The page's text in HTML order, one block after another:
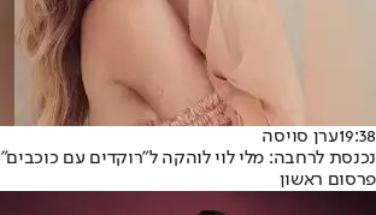
19:38ערן סויסה
נכנסת לרחבה: מלי לוי לוהקה ל״רוקדים עם כוכבים״
פרסום ראשון